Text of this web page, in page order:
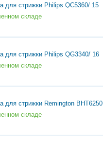
для стрижки Philips QC5360/ 15
складе
для стрижки Philips QG3340/ 16
складе
для стрижки Remington BHT6250
складе